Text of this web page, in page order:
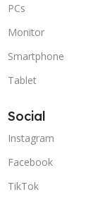
PCs
Monitor
Smartphone
Tablet
Social
Instagram
Facebook
TikTok